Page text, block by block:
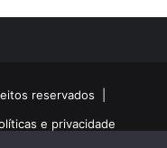
reservados |
e privacidade